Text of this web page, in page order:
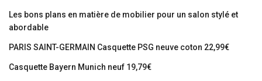
Les bons plans en matière de mobilier pour un salon stylé et
abordable
PARIS SAINT-GERMAIN Casquette PSG neuve coton 22,99€
Casquette Bayern Munich neuf 19,79€